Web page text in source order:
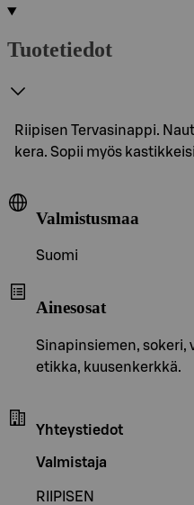
Tuotetiedot
Riipisen Tervasinappi.
kera. Sopii myös
Valmistusmaa
Suomi
Ainesosat
Sinapinsiemen, sokeri,
etikka, kuusenkerkkä.
Yhteystiedot
Valmistaja
RIIPISEN